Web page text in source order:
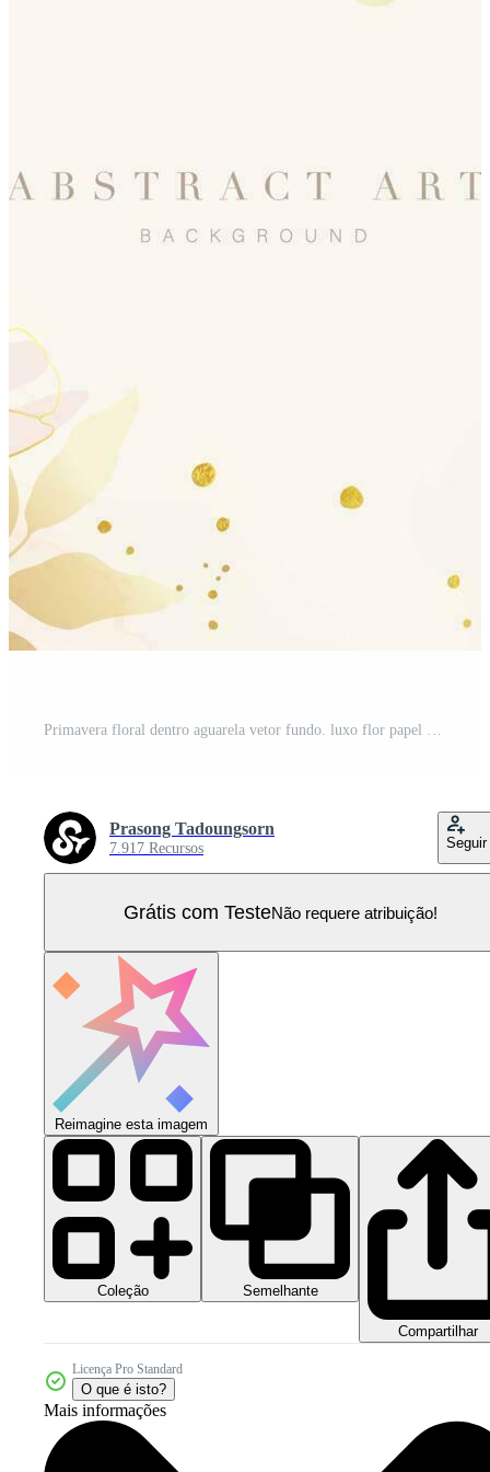
Primavera floral dentro aguarela vetor fundo. luxo flor papel de parede Projeto com selvagem flores, linha arte, dourado textura. elegante ouro botânico ilustração adequado para tecido, impressões, cobrir. Vetor Pro
Prasong Tadoungsorn
7.917 Recursos Seguir
Grátis com TesteNão requere atribuição!
Reimagine esta imagem
Coleção Semelhante
Compartilhar
Licença Pro Standard
O que é isto?
Mais informações